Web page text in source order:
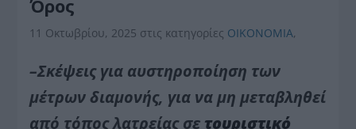
Όρος
11 Οκτωβρίου, 2025 στις κατηγορίες ΟΙΚΟΝΟΜΙΑ,
–Σκέψεις για αυστηροποίηση των
μέτρων διαμονής, για να μη μεταβληθεί
από τόπος λατρείας σε τουριστικό